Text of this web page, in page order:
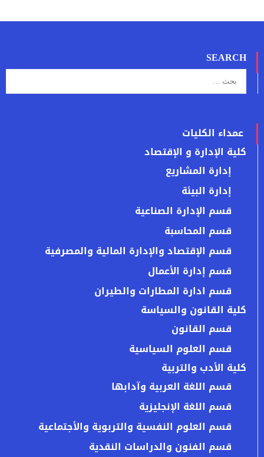
SEARCH
عمداء الكليات
كلية الإدارة و الإقتصاد
إدارة المشاريع
إدارة البيئة
قسم الإدارة الصناعية
قسم المحاسبة
قسم الإقتصاد والإدارة المالية والمصرفية
قسم إدارة الأعمال
قسم ادارة المطارات والطيران
كلية القانون والسياسة
قسم القانون
قسم العلوم السياسية
كلية الأدب والتربية
قسم اللغة العربية وآدابها
قسم اللغة الإنجليزية
قسم العلوم النفسية والتربوية والأجتماعية
قسم الفنون والدراسات النقدية